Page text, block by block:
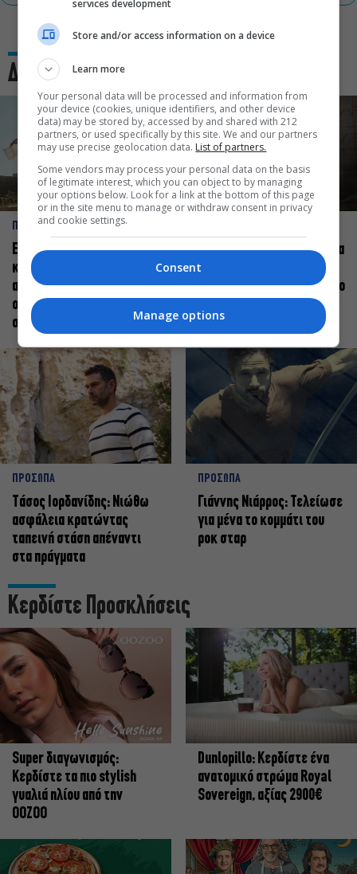
Δες και αυτό
ΠΡΟΣΩΠΑ
Ελεάνα Ανδρεούδη: Κάθε
καλλιτέχνης όταν
ανεβαίνει στη σκηνή
οφείλει να αισθάνεται
σταρ
Βαγγέλης Μπίκος: Έμαθα να
δίνω αξία στο ποιος είμαι
πάνω στη σκηνή και όχι στο
ΠΡΟΣΩΠΑ
Tάσος Ιορδανίδης: Νιώθω
ασφάλεια κρατώντας
ταπεινή στάση απέναντι
στα πράγματα
ΠΡΟΣΩΠΑ
Γιάννης Νιάρρος: Τελείωσε
για μένα το κομμάτι του
ροκ σταρ
Κερδίστε Προσκλήσεις
Super διαγωνισμός:
Κερδίστε τα πιο stylish
γυαλιά ηλίου από την
OOZOO
Dunlopillo: Κερδίστε ένα
ανατομικό στρώμα Royal
Sovereign, αξίας 2900€
services development
Store and/or access information on a device
Learn more
Your personal data will be processed and information from
your device (cookies, unique identifiers, and other device
data) may be stored by, accessed by and shared with 212
partners, or used specifically by this site. We and our partners
may use precise geolocation data. List of partners.
Some vendors may process your personal data on the basis
of legitimate interest, which you can object to by managing
your options below. Look for a link at the bottom of this page
or in the site menu to manage or withdraw consent in privacy
and cookie settings.
Consent
Manage options